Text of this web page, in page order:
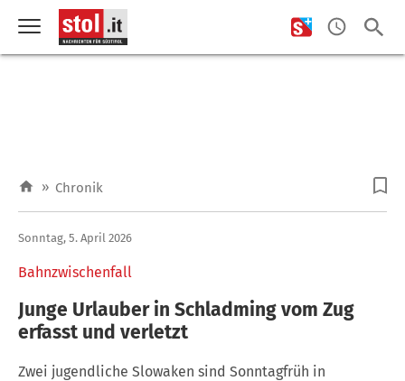
» Chronik
Bahnzwischenfall
Sonntag, 5. April 2026
Junge Urlauber in Schladming vom Zug
erfasst und verletzt
Zwei jugendliche Slowaken sind Sonntagfrüh in